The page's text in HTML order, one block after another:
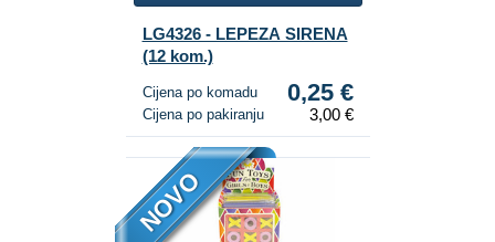
LG4326 - LEPEZA SIRENA
(12 kom.)
Cijena po komadu 0,25 €
Cijena po pakiranju 3,00 €
NOVO